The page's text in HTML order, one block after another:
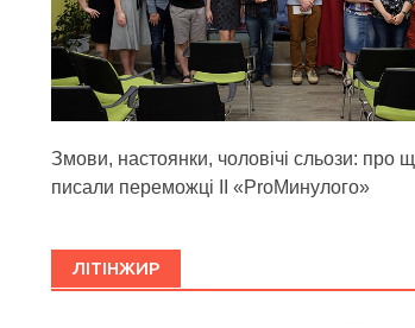
Змови, настоянки, чоловічі сльози: про
писали переможці ІІ «ProМинулого»
ЛІТІНЖИР